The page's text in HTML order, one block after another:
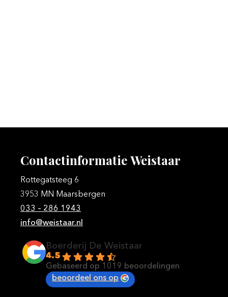
ContactinformatieWeistaar
Rottegatsteeg 6
3953 MN Maarsbergen
033 – 286 1943
info@weistaar.nl
Boerderij De Weistaar
4.5
Gebaseerd op 1019 beoordelingen
beoordeel ons op